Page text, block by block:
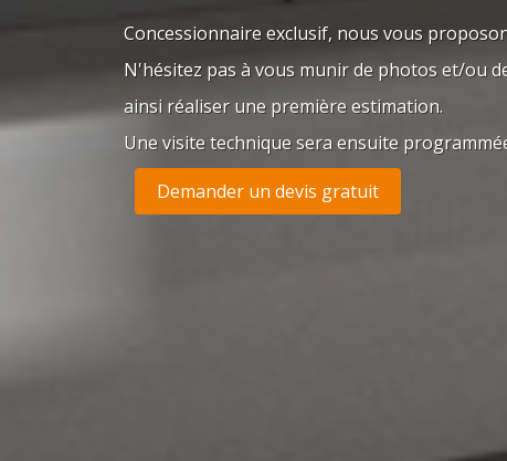
Concessionnaire exclusif, nous vous
N'hésitez pas à vous munir de photos et/ou
ainsi réaliser une première estimation.
Une visite technique sera ensuite
Demander un devis gratuit